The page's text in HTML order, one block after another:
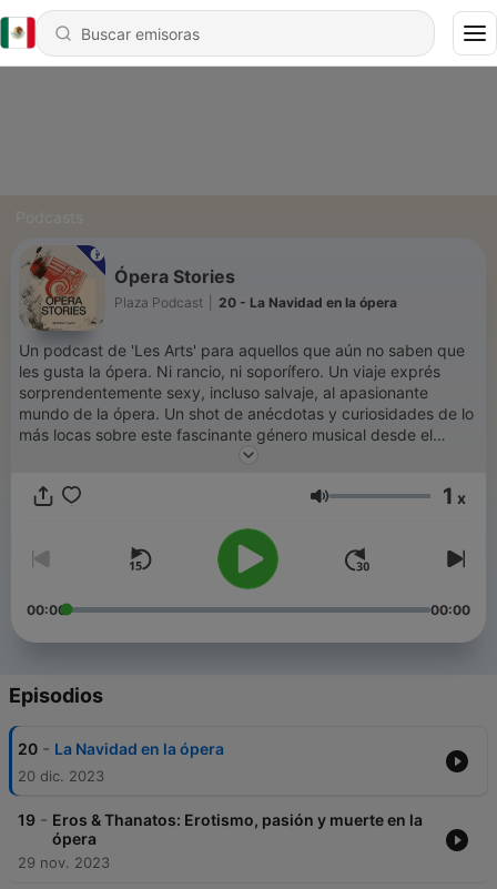
Ópera Stories
Plaza Podcast 20 - La Navidad en la ópera
Un podcast de 'Les Arts' para aquellos que aún no saben que
les gusta la ópera. Ni rancio, ni soporífero. Un viaje exprés
sorprendentemente sexy, incluso salvaje, al apasionante
mundo de la ópera. Un shot de anécdotas y curiosidades de lo
más locas sobre este fascinante género musical desde el
approach que necesita el público moderno.
Volumen 1 x
00:00 00:00
Episodios
20 - La Navidad en la ópera
20 dic. 2023
19 - Eros & Thanatos: Erotismo, pasión y muerte en la
ópera
29 nov. 2023